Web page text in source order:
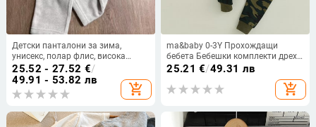
Детски панталони за зима,
унисекс, полар флис, висока
талия, права кройка
25.52 - 27.52 €/
49.91 - 53.82 лв
add_shopping_cart
ma&baby 0-3Y Прохождащи
бебета Бебешки комплекти дрехи
с дълъг ръкав Камуфлажни
горнища с щампи на букви +
панталони Пролетно-есенни
25.21 €/49.31 лв
add_shopping_cart